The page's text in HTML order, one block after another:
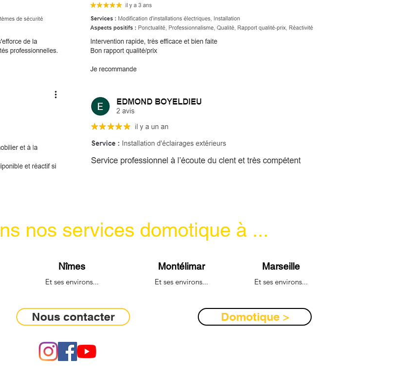
nos services domotique à ...
Nîmes
Et ses environs...
Nous contacter
Montélimar
Et ses environs...
Marseille
Et ses environs...
Domotique >